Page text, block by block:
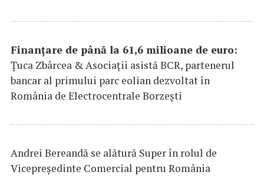
Finanțare de până la 61,6 milioane de euro:
Țuca Zbârcea & Asociații asistă BCR, partenerul
bancar al primului parc eolian dezvoltat în
România de Electrocentrale Borzești
Andrei Bereandă se alătură Super în rolul de
Vicepreședinte Comercial pentru România